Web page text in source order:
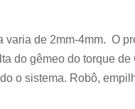
varia de 2mm-4mm. O
do gêmeo do torque
o sistema. Robô,